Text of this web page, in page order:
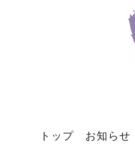
トップ お知らせ